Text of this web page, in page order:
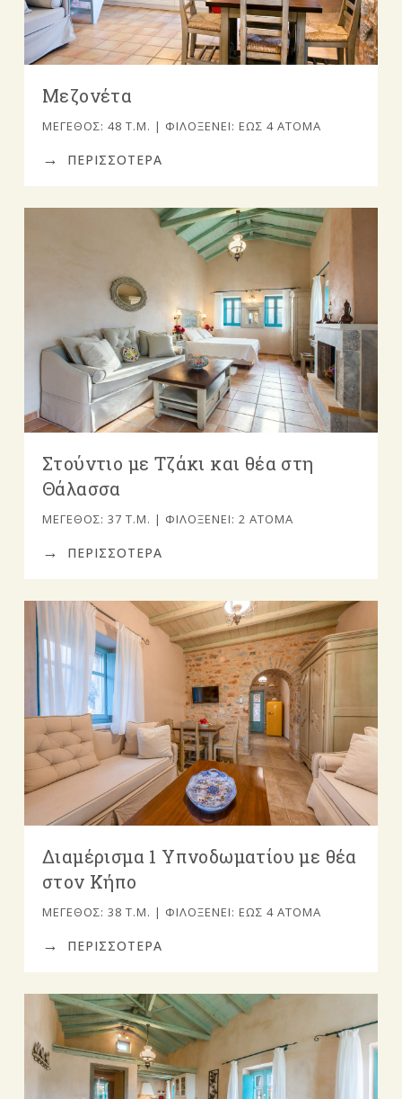
Μεζονέτα
ΜΈΓΕΘΟΣ: 48 Τ.Μ. | ΦΙΛΟΞΕΝΕΊ: ΈΩΣ 4 ΆΤΟΜΑ
ΠΕΡΙΣΣΟΤΕΡΑ
Στούντιο με Τζάκι και θέα στη
Θάλασσα
ΜΈΓΕΘΟΣ: 37 Τ.Μ. | ΦΙΛΟΞΕΝΕΊ: 2 ΆΤΟΜΑ
ΠΕΡΙΣΣΟΤΕΡΑ
Διαμέρισμα 1 Υπνοδωματίου με θέα
στον Κήπο
ΜΈΓΕΘΟΣ: 38 Τ.Μ. | ΦΙΛΟΞΕΝΕΊ: ΈΩΣ 4 ΆΤΟΜΑ
ΠΕΡΙΣΣΟΤΕΡΑ